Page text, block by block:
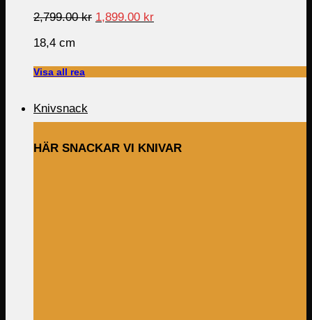
2,799.00kr Original
1,899.00 krCurrent
18,4 cm
Visa all rea
Knivsnack
HÄR SNACKAR VI KNIVAR